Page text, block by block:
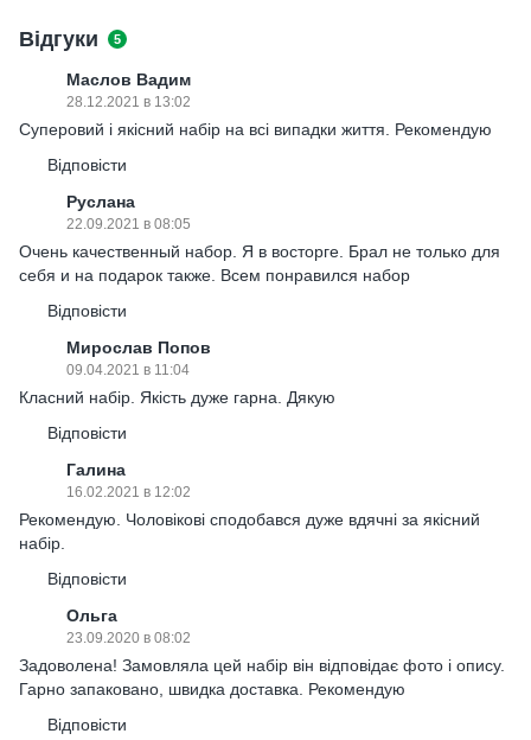
Відгуки 5
Маслов Вадим
28.12.2021 в 13:02
Суперовий і якісний набір на всі випадки життя. Рекомендую
Відповісти
Руслана
22.09.2021 в 08:05
Очень качественный набор. Я в восторге. Брал не только для
себя и на подарок также. Всем понравился набор
Відповісти
Мирослав Попов
09.04.2021 в 11:04
Класний набір. Якість дуже гарна. Дякую
Відповісти
Галина
16.02.2021 в 12:02
Рекомендую. Чоловікові сподобався дуже вдячні за якісний
набір.
Відповісти
Ольга
23.09.2020 в 08:02
Задоволена! Замовляла цей набір він відповідає фото і опису.
Гарно запаковано, швидка доставка. Рекомендую
Відповісти